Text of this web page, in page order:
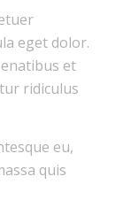
eget dolor.
et
ridiculus
eu,
quis